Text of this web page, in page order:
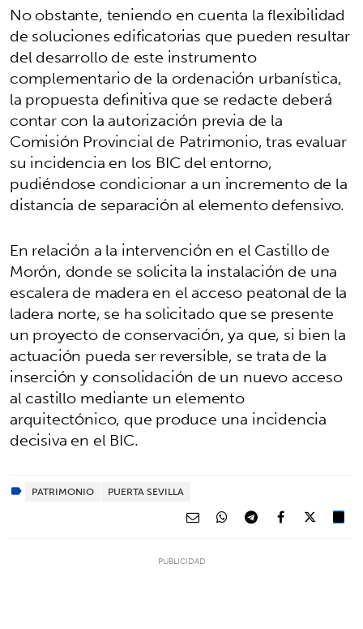
No obstante, teniendo en cuenta la flexibilidad
de soluciones edificatorias que pueden resultar
del desarrollo de este instrumento
complementario de la ordenación urbanística,
la propuesta definitiva que se redacte deberá
contar con la autorización previa de la
Comisión Provincial de Patrimonio, tras evaluar
su incidencia en los BIC del entorno,
pudiéndose condicionar a un incremento de la
distancia de separación al elemento defensivo.
En relación a la intervención en el Castillo de
Morón, donde se solicita la instalación de una
escalera de madera en el acceso peatonal de la
ladera norte, se ha solicitado que se presente
un proyecto de conservación, ya que, si bien la
actuación pueda ser reversible, se trata de la
inserción y consolidación de un nuevo acceso
al castillo mediante un elemento
arquitectónico, que produce una incidencia
decisiva en el BIC.
PATRIMONIO PUERTA SEVILLA